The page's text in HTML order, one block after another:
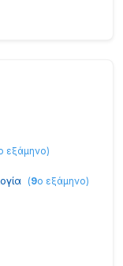
εξάμηνο)
(9ο εξάμηνο)